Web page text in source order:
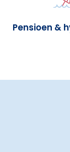
Pensioen &